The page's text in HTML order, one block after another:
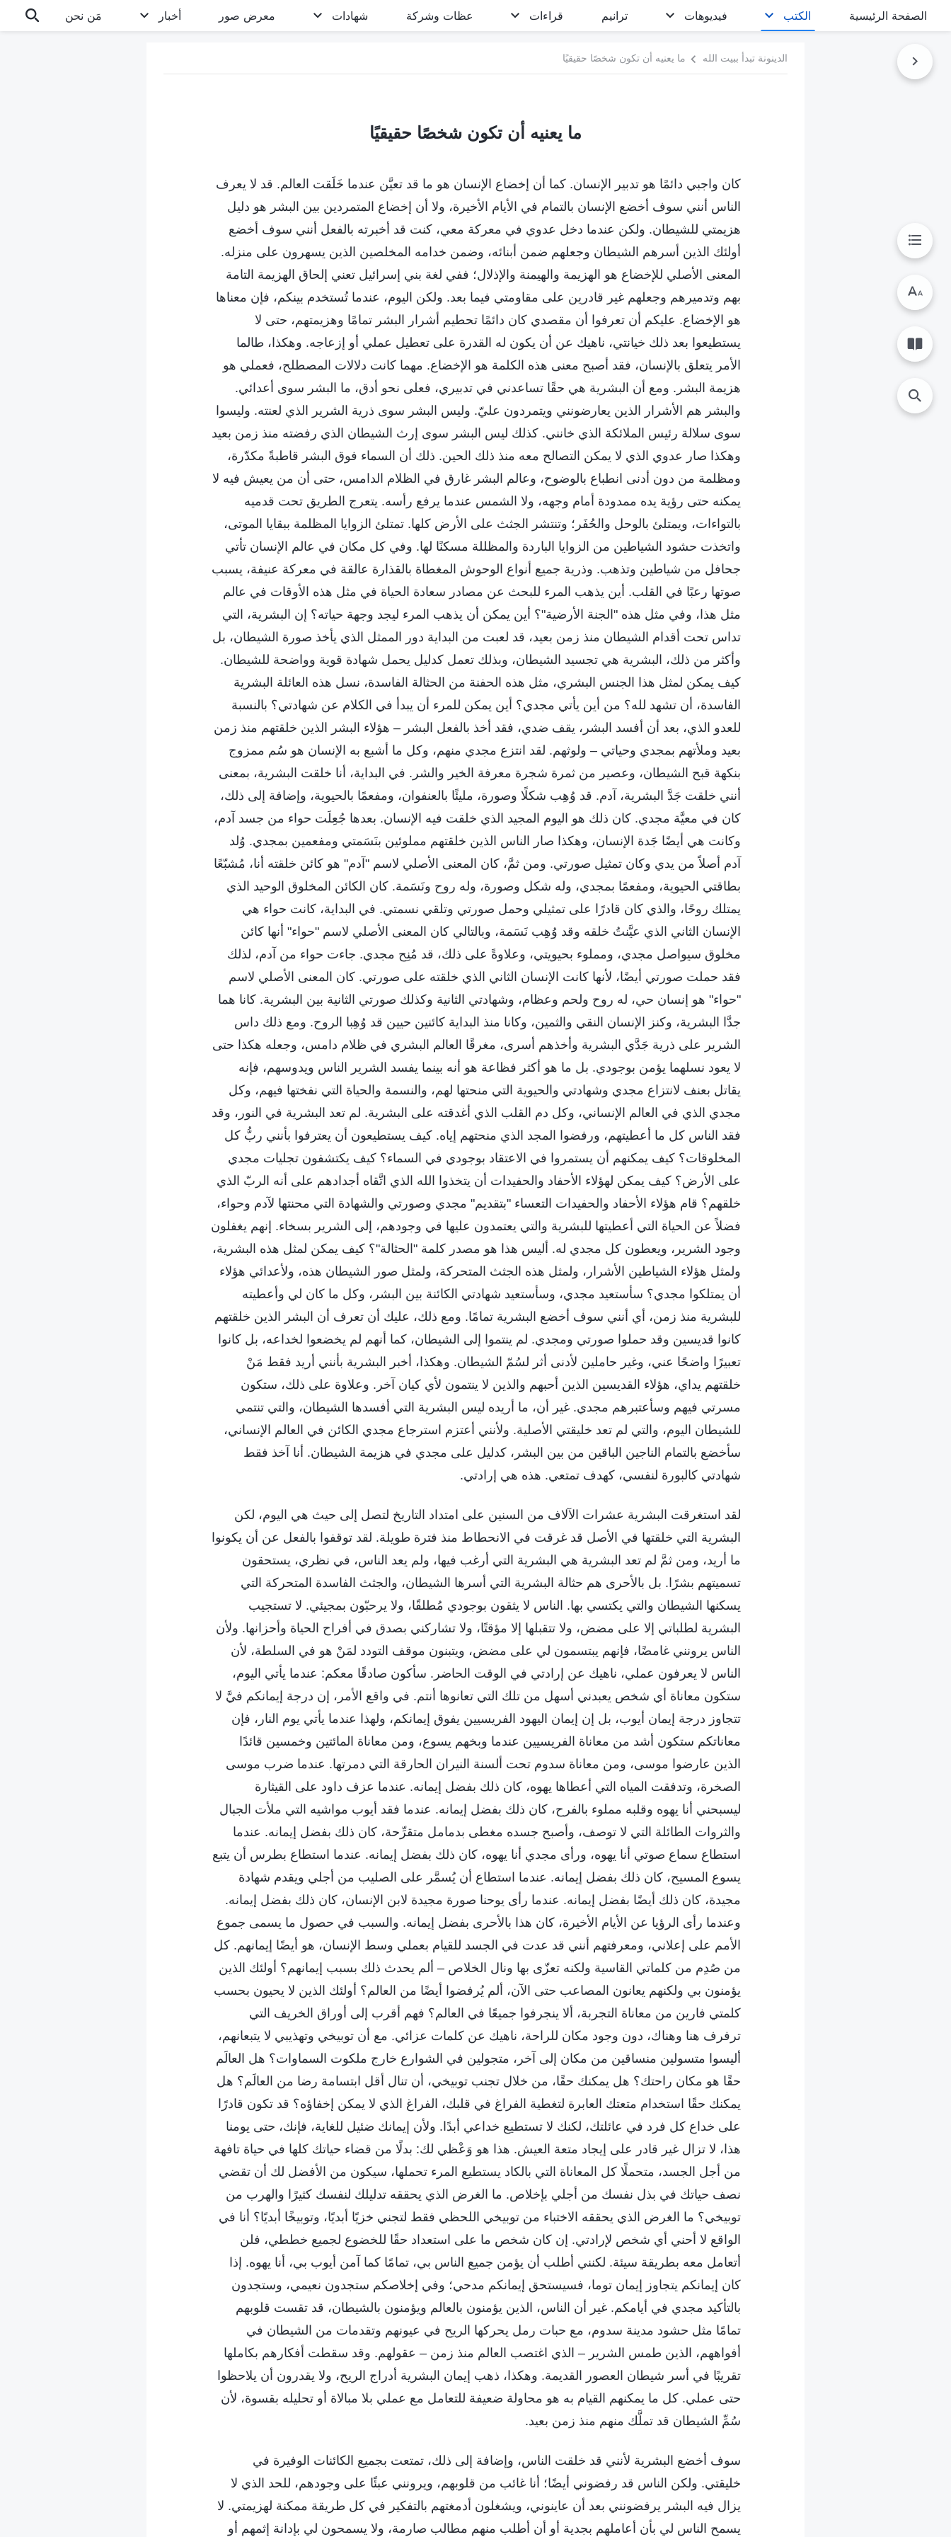
الصفحة الرئيسية الكتب فيديوهات ترانيم قراءات عظات وشركة شهادات معرض صور أخبار مَن نحن
الدينونة تبدأ ببيت الله ما يعنيه أن تكون شخصًا حقيقيًا
ما يعنيه أن تكون شخصًا حقيقيًا
كان واجبي دائمًا هو تدبير الإنسان. كما أن إخضاع الإنسان هو ما قد تعيَّن عندما خَلَقت العالم. قد لا يعرف
الناس أنني سوف أخضع الإنسان بالتمام في الأيام الأخيرة، ولا أن إخضاع المتمردين بين البشر هو دليل
هزيمتي للشيطان. ولكن عندما دخل عدوي في معركة معي، كنت قد أخبرته بالفعل أنني سوف أخضع
أولئك الذين أسرهم الشيطان وجعلهم ضمن أبنائه، وضمن خدامه المخلصين الذين يسهرون على منزله.
المعنى الأصلي للإخضاع هو الهزيمة والهيمنة والإذلال؛ ففي لغة بني إسرائيل تعني إلحاق الهزيمة التامة
بهم وتدميرهم وجعلهم غير قادرين على مقاومتي فيما بعد. ولكن اليوم، عندما تُستخدم بينكم، فإن معناها
هو الإخضاع. عليكم أن تعرفوا أن مقصدي كان دائمًا تحطيم أشرار البشر تمامًا وهزيمتهم، حتى لا
يستطيعوا بعد ذلك خيانتي، ناهيك عن أن يكون له القدرة على تعطيل عملي أو إزعاجه. وهكذا، طالما
الأمر يتعلق بالإنسان، فقد أصبح معنى هذه الكلمة هو الإخضاع. مهما كانت دلالات المصطلح، فعملي هو
هزيمة البشر. ومع أن البشرية هي حقًا تساعدني في تدبيري، فعلى نحو أدق، ما البشر سوى أعدائي.
والبشر هم الأشرار الذين يعارضونني ويتمردون عليّ. وليس البشر سوى ذرية الشرير الذي لعنته. وليسوا
سوى سلالة رئيس الملائكة الذي خانني. كذلك ليس البشر سوى إرث الشيطان الذي رفضته منذ زمن بعيد
وهكذا صار عدوي الذي لا يمكن التصالح معه منذ ذلك الحين. ذلك أن السماء فوق البشر قاطبةً مكدّرة،
ومظلمة من دون أدنى انطباع بالوضوح، وعالم البشر غارق في الظلام الدامس، حتى أن من يعيش فيه لا
يمكنه حتى رؤية يده ممدودة أمام وجهه، ولا الشمس عندما يرفع رأسه. يتعرج الطريق تحت قدميه
بالتواءات، ويمتلئ بالوحل والحُفَر؛ وتنتشر الجثث على الأرض كلها. تمتلئ الزوايا المظلمة ببقايا الموتى،
واتخذت حشود الشياطين من الزوايا الباردة والمظللة مسكنًا لها. وفي كل مكان في عالم الإنسان تأتي
جحافل من شياطين وتذهب. وذرية جميع أنواع الوحوش المغطاة بالقذارة عالقة في معركة عنيفة، يسبب
صوتها رعبًا في القلب. أين يذهب المرء للبحث عن مصادر سعادة الحياة في مثل هذه الأوقات في عالم
مثل هذا، وفي مثل هذه "الجنة الأرضية"؟ أين يمكن أن يذهب المرء ليجد وجهة حياته؟ إن البشرية، التي
تداس تحت أقدام الشيطان منذ زمن بعيد، قد لعبت من البداية دور الممثل الذي يأخذ صورة الشيطان، بل
وأكثر من ذلك، البشرية هي تجسيد الشيطان، وبذلك تعمل كدليل يحمل شهادة قوية وواضحة للشيطان.
كيف يمكن لمثل هذا الجنس البشري، مثل هذه الحفنة من الحثالة الفاسدة، نسل هذه العائلة البشرية
الفاسدة، أن تشهد لله؟ من أين يأتي مجدي؟ أين يمكن للمرء أن يبدأ في الكلام عن شهادتي؟ بالنسبة
للعدو الذي، بعد أن أفسد البشر، يقف ضدي، فقد أخذ بالفعل البشر – هؤلاء البشر الذين خلقتهم منذ زمن
بعيد وملأتهم بمجدي وحياتي – ولوثهم. لقد انتزع مجدي منهم، وكل ما أشبع به الإنسان هو سُم ممزوج
بنكهة قبح الشيطان، وعصير من ثمرة شجرة معرفة الخير والشر. في البداية، أنا خلقت البشرية، بمعنى
أنني خلقت جَدَّ البشرية، آدم. قد وُهِب شكلًا وصورة، مليئًا بالعنفوان، ومفعمًا بالحيوية، وإضافة إلى ذلك،
كان في معيَّة مجدي. كان ذلك هو اليوم المجيد الذي خلقت فيه الإنسان. بعدها جُعِلَت حواء من جسد آدم،
وكانت هي أيضًا جَدة الإنسان، وهكذا صار الناس الذين خلقتهم مملوئين بنَسَمتي ومفعمين بمجدي. وُلد
آدم أصلاً من يدي وكان تمثيل صورتي. ومن ثمَّ، كان المعنى الأصلي لاسم "آدم" هو كائن خلقته أنا، مُشبّعًا
بطاقتي الحيوية، ومفعمًا بمجدي، وله شكل وصورة، وله روح ونَسَمة. كان الكائن المخلوق الوحيد الذي
يمتلك روحًا، والذي كان قادرًا على تمثيلي وحمل صورتي وتلقي نسمتي. في البداية، كانت حواء هي
الإنسان الثاني الذي عيَّنتُ خلقه وقد وُهِب نَسَمة، وبالتالي كان المعنى الأصلي لاسم "حواء" أنها كائن
مخلوق سيواصل مجدي، ومملوء بحيويتي، وعلاوةً على ذلك، قد مُنِح مجدي. جاءت حواء من آدم، لذلك
فقد حملت صورتي أيضًا، لأنها كانت الإنسان الثاني الذي خلقته على صورتي. كان المعنى الأصلي لاسم
"حواء" هو إنسان حي، له روح ولحم وعظام، وشهادتي الثانية وكذلك صورتي الثانية بين البشرية. كانا هما
جدَّا البشرية، وكنز الإنسان النقي والثمين، وكانا منذ البداية كائنين حيين قد وُهِبا الروح. ومع ذلك داس
الشرير على ذرية جَدَّي البشرية وأخذهم أسرى، مغرقًا العالم البشري في ظلام دامس، وجعله هكذا حتى
لا يعود نسلهما يؤمن بوجودي. بل ما هو أكثر فظاعة هو أنه بينما يفسد الشرير الناس ويدوسهم، فإنه
يقاتل بعنف لانتزاع مجدي وشهادتي والحيوية التي منحتها لهم، والنسمة والحياة التي نفختها فيهم، وكل
مجدي الذي في العالم الإنساني، وكل دم القلب الذي أغدقته على البشرية. لم تعد البشرية في النور، وقد
فقد الناس كل ما أعطيتهم، ورفضوا المجد الذي منحتهم إياه. كيف يستطيعون أن يعترفوا بأنني ربُّ كل
المخلوقات؟ كيف يمكنهم أن يستمروا في الاعتقاد بوجودي في السماء؟ كيف يكتشفون تجليات مجدي
على الأرض؟ كيف يمكن لهؤلاء الأحفاد والحفيدات أن يتخذوا الله الذي اتَّقاه أجدادهم على أنه الربّ الذي
خلقهم؟ قام هؤلاء الأحفاد والحفيدات التعساء "بتقديم" مجدي وصورتي والشهادة التي محنتها لآدم وحواء،
فضلاً عن الحياة التي أعطيتها للبشرية والتي يعتمدون عليها في وجودهم، إلى الشرير بسخاء. إنهم يغفلون
وجود الشرير، ويعطون كل مجدي له. أليس هذا هو مصدر كلمة "الحثالة"؟ كيف يمكن لمثل هذه البشرية،
ولمثل هؤلاء الشياطين الأشرار، ولمثل هذه الجثث المتحركة، ولمثل صور الشيطان هذه، ولأعدائي هؤلاء
أن يمتلكوا مجدي؟ سأستعيد مجدي، وسأستعيد شهادتي الكائنة بين البشر، وكل ما كان لي وأعطيته
للبشرية منذ زمن، أي أنني سوف أخضع البشرية تمامًا. ومع ذلك، عليك أن تعرف أن البشر الذين خلقتهم
كانوا قديسين وقد حملوا صورتي ومجدي. لم ينتموا إلى الشيطان، كما أنهم لم يخضعوا لخداعه، بل كانوا
تعبيرًا واضحًا عني، وغير حاملين لأدنى أثر لسُمّ الشيطان. وهكذا، أخبر البشرية بأنني أريد فقط مَنْ
خلقتهم يداي، هؤلاء القديسين الذين أحبهم والذين لا ينتمون لأي كيان آخر. وعلاوة على ذلك، ستكون
مسرتي فيهم وسأعتبرهم مجدي. غير أن، ما أريده ليس البشرية التي أفسدها الشيطان، والتي تنتمي
للشيطان اليوم، والتي لم تعد خليقتي الأصلية. ولأنني أعتزم استرجاع مجدي الكائن في العالم الإنساني،
سأخضع بالتمام الناجين الباقين من بين البشر، كدليل على مجدي في هزيمة الشيطان. أنا آخذ فقط
شهادتي كالبورة لنفسي، كهدف تمتعي. هذه هي إرادتي.
لقد استغرقت البشرية عشرات الآلاف من السنين على امتداد التاريخ لتصل إلى حيث هي اليوم، لكن
البشرية التي خلقتها في الأصل قد غرقت في الانحطاط منذ فترة طويلة. لقد توقفوا بالفعل عن أن يكونوا
ما أريد، ومن ثمَّ لم تعد البشرية هي البشرية التي أرغب فيها، ولم يعد الناس، في نظري، يستحقون
تسميتهم بشرًا. بل بالأحرى هم حثالة البشرية التي أسرها الشيطان، والجثث الفاسدة المتحركة التي
يسكنها الشيطان والتي يكتسي بها. الناس لا يثقون بوجودي مُطلقًا، ولا يرحبّون بمجيئي. لا تستجيب
البشرية لطلباتي إلا على مضض، ولا تتقبلها إلا مؤقتًا، ولا تشاركني بصدق في أفراح الحياة وأحزانها. ولأن
الناس يرونني غامضًا، فإنهم يبتسمون لي على مضض، ويتبنون موقف التودد لمَنْ هو في السلطة، لأن
الناس لا يعرفون عملي، ناهيك عن إرادتي في الوقت الحاضر. سأكون صادقًا معكم: عندما يأتي اليوم،
ستكون معاناة أي شخص يعبدني أسهل من تلك التي تعانوها أنتم. في واقع الأمر، إن درجة إيمانكم فيَّ لا
تتجاوز درجة إيمان أيوب، بل إن إيمان اليهود الفريسيين يفوق إيمانكم، ولهذا عندما يأتي يوم النار، فإن
معاناتكم ستكون أشد من معاناة الفريسيين عندما وبخهم يسوع، ومن معاناة المائتين وخمسين قائدًا
الذين عارضوا موسى، ومن معاناة سدوم تحت ألسنة النيران الحارقة التي دمرتها. عندما ضرب موسى
الصخرة، وتدفقت المياه التي أعطاها يهوه، كان ذلك بفضل إيمانه. عندما عزف داود على القيثارة
ليسبحني أنا يهوه وقلبه مملوء بالفرح، كان ذلك بفضل إيمانه. عندما فقد أيوب مواشيه التي ملأت الجبال
والثروات الطائلة التي لا توصف، وأصبح جسده مغطى بدمامل متقرِّحة، كان ذلك بفضل إيمانه. عندما
استطاع سماع صوتي أنا يهوه، ورأى مجدي أنا يهوه، كان ذلك بفضل إيمانه. عندما استطاع بطرس أن يتبع
يسوع المسيح، كان ذلك بفضل إيمانه. عندما استطاع أن يُسمَّر على الصليب من أجلي ويقدم شهادة
مجيدة، كان ذلك أيضًا بفضل إيمانه. عندما رأى يوحنا صورة مجيدة لابن الإنسان، كان ذلك بفضل إيمانه.
وعندما رأى الرؤيا عن الأيام الأخيرة، كان هذا بالأحرى بفضل إيمانه. والسبب في حصول ما يسمى جموع
الأمم على إعلاني، ومعرفتهم أنني قد عدت في الجسد للقيام بعملي وسط الإنسان، هو أيضًا إيمانهم. كل
من صُدِم من كلماتي القاسية ولكنه تعزّى بها ونال الخلاص – ألم يحدث ذلك بسبب إيمانهم؟ أولئك الذين
يؤمنون بي ولكنهم يعانون المصاعب حتى الآن، ألم يُرفضوا أيضًا من العالم؟ أولئك الذين لا يحيون بحسب
كلمتي فارين من معاناة التجربة، ألا ينجرفوا جميعًا في العالم؟ فهم أقرب إلى أوراق الخريف التي
ترفرف هنا وهناك، دون وجود مكان للراحة، ناهيك عن كلمات عزائي. مع أن توبيخي وتهذيبي لا يتبعانهم،
أليسوا متسولين منساقين من مكان إلى آخر، متجولين في الشوارع خارج ملكوت السماوات؟ هل العالَم
حقًا هو مكان راحتك؟ هل يمكنك حقًا، من خلال تجنب توبيخي، أن تنال أقل ابتسامة رضا من العالَم؟ هل
يمكنك حقًا استخدام متعتك العابرة لتغطية الفراغ في قلبك، الفراغ الذي لا يمكن إخفاؤه؟ قد تكون قادرًا
على خداع كل فرد في عائلتك، لكنك لا تستطيع خداعي أبدًا. ولأن إيمانك ضئيل للغاية، فإنك، حتى يومنا
هذا، لا تزال غير قادر على إيجاد متعة العيش. هذا هو وَعْظي لك: بدلًا من قضاء حياتك كلها في حياة تافهة
من أجل الجسد، متحملًا كل المعاناة التي بالكاد يستطيع المرء تحملها، سيكون من الأفضل لك أن تقضي
نصف حياتك في بذل نفسك من أجلي بإخلاص. ما الغرض الذي يحققه تدليلك لنفسك كثيرًا والهرب من
توبيخي؟ ما الغرض الذي يحققه الاختباء من توبيخي اللحظي فقط لتجني خزيًا أبديًا، وتوبيخًا أبديًا؟ أنا في
الواقع لا أحني أي شخص لإرادتي. إن كان شخص ما على استعداد حقًا للخضوع لجميع خططي، فلن
أتعامل معه بطريقة سيئة. لكنني أطلب أن يؤمن جميع الناس بي، تمامًا كما آمن أيوب بي، أنا يهوه. إذا
كان إيمانكم يتجاوز إيمان توما، فسيستحق إيمانكم مدحي؛ وفي إخلاصكم ستجدون نعيمي، وستجدون
بالتأكيد مجدي في أيامكم. غير أن الناس، الذين يؤمنون بالعالم ويؤمنون بالشيطان، قد تقست قلوبهم
تمامًا مثل حشود مدينة سدوم، مع حبات رمل يحركها الريح في عيونهم وتقدمات من الشيطان في
أفواههم، الذين طمس الشرير – الذي اغتصب العالم منذ زمن – عقولهم. وقد سقطت أفكارهم بكاملها
تقريبًا في أسر شيطان العصور القديمة. وهكذا، ذهب إيمان البشرية أدراج الريح، ولا يقدرون أن يلاحظوا
حتى عملي. كل ما يمكنهم القيام به هو محاولة ضعيفة للتعامل مع عملي بلا مبالاة أو تحليله بقسوة، لأن
سُمِّ الشيطان قد تملَّك منهم منذ زمن بعيد.
سوف أخضع البشرية لأنني قد خلقت الناس، وإضافة إلى ذلك، تمتعت بجميع الكائنات الوفيرة في
خليقتي. ولكن الناس قد رفضوني أيضًا؛ أنا غائب من قلوبهم، ويرونني عبئًا على وجودهم، للحد الذي لا
يزال فيه البشر يرفضونني بعد أن عاينوني، ويشغلون أدمغتهم بالتفكير في كل طريقة ممكنة لهزيمتي. لا
يسمح الناس لي بأن أعاملهم بجدية أو أن أطلب منهم مطالب صارمة، ولا يسمحون لي بإدانة إثمهم أو